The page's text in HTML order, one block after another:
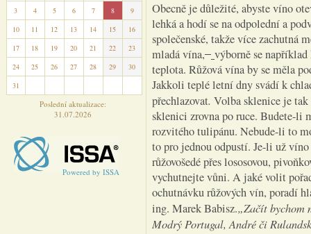
3
4 5 6 7 8
9
10
11 12 13 14 15
16
17
18 19 20 21 22
23
24
25 26 27 28 29
30
31
Poslední aktualizace:
31.07.2026
Powered by ISSA
Obecně je důležité, abyste víno
lehká a hodí se na odpolední a
společenské, takže více zachutná
mladá vína,
výborně se
teplota. Růžová vína by se měla
Jakkoli teplé letní dny svádí k
přechlazovat. Volba sklenice je
sklenici zrovna po ruce. Budete-li
rozvitého tulipánu. Nebude-li to
to pro jednou odpustí. Je-li už
růžovošedé přes lososovou,
vychutnejte vůni. A jaké volit
ochutnávku růžových vín, poradí
ing. Marek Babisz.„Začít bychom
Modrý Portugal, André či